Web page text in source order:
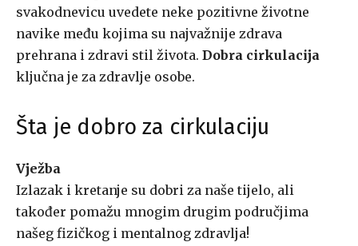
svakodnevicu uvedete neke pozitivne životne
navike među kojima su najvažnije zdrava
prehrana i zdravi stil života. Dobra cirkulacija
ključna je za zdravlje osobe.
Šta je dobro za cirkulaciju
Vježba
Izlazak i kretanje su dobri za naše tijelo, ali
također pomažu mnogim drugim područjima
našeg fizičkog i mentalnog zdravlja!